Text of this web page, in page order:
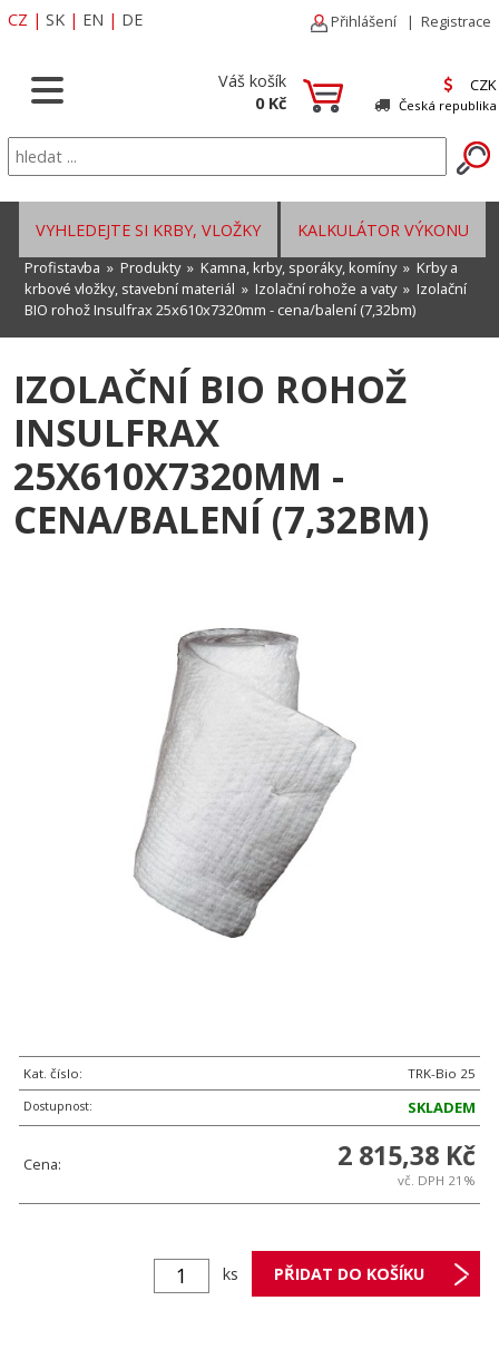
CZ | SK | EN | DE Přihlášení | Registrace
Váš košík
0 Kč
CZK
Česká republika
KALKULÁTOR VÝKONU
VYHLEDEJTE SI KRBY, VLOŽKY
Profistavba » Produkty» Kamna, krby, sporáky, komíny» Krby a
krbové vložky, stavební materiál » Izolační rohože a vaty» Izolační
BIO rohož Insulfrax 25x610x7320mm - cena/balení (7,32bm)
IZOLAČNÍ BIO ROHOŽ
INSULFRAX
25X610X7320MM -
CENA/BALENÍ (7,32BM)
Kat. číslo:
TRK-Bio 25
Dostupnost:
SKLADEM
Cena: 2 815,38 Kč
vč. DPH 21%
ks